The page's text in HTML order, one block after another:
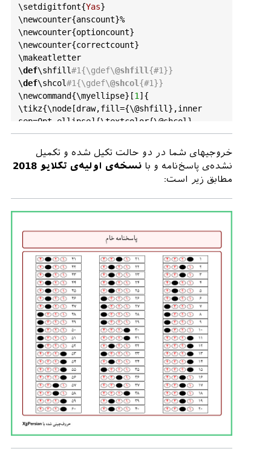
\setdigitfont{Yas}
\newcounter{anscount}%
\newcounter{optioncount}
\newcounter{correctcount}
\makeatletter
\def\shfill#1{\gdef\@shfill{#1}}
\def\shcol#1{\gdef\@shcol{#1}}
\newcommand{\myellipse}[1]{
\tikz{\node[draw,fill={\@shfill},inner
sep=0pt, ellipse]{\textcolor{\@shcol }
{~#1~}}}}
newcommand makesheet }[
\ setcounter anscount }{0
\foreach k in {#1}{%
\expandafter\xdef\csname
ans\the\value{anscount}\endcsname{\k}%
begin width=\
\begin{multicols}{3}
begin{center}
noindent
foreach \i in 1,...,#2}
fbox{\raisebox {3pt}{\makebox [1cm]{\i}}%
ifcsname ans\ \endcsname%
setcounter{correctcount}{\ csname ans\i
endcsname}%
else%
setcounter{correctcount}{0
%
foreach \j in 1,2,3,4} {%
setcounter{optioncount}{\j
\ifnum\value{optioncount}=\value{correctco
unt}%
خروجیهای شما در دو حالت تکیل شده و تکمیل
نشده‌ی پاسخ‌نامه و بانسخه‌ی اولیه‌ی تکلایو 2018
مطابق زیر است: